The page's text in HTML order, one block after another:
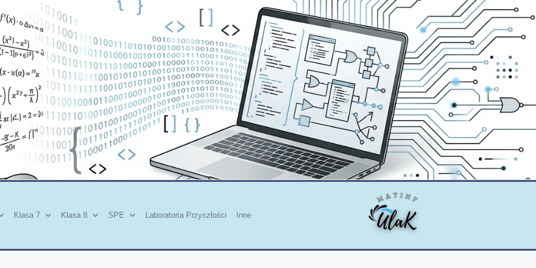
Klasa 7 Klasa 8 SPE Laboratoria Przyszłości Inne